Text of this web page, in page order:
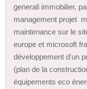
generali immobilier,
management projet
maintenance sur le
europe et microsoft
développement d'un
(plan de la
équipements eco